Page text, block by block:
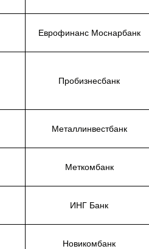
Еврофинанс Моснарбанк
Пробизнесбанк
Металлинвестбанк
Меткомбанк
ИНГ Банк
Новикомбанк